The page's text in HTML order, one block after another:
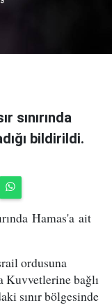
sınırında
bildirildi.
Hamas'a ait
ordusuna
Kuvvetlerine bağlı
sınır bölgesinde